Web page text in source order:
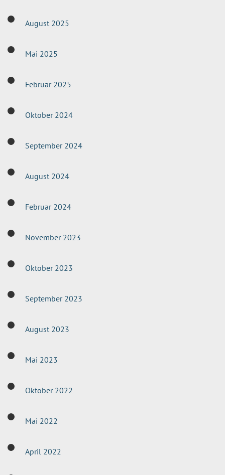
August 2025
Mai 2025
Februar 2025
Oktober 2024
September 2024
August 2024
Februar 2024
November 2023
Oktober 2023
September 2023
August 2023
Mai 2023
Oktober 2022
Mai 2022
April 2022